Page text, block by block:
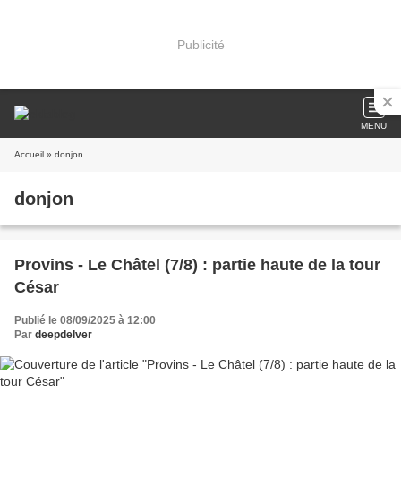
Publicité
MENU
Accueil » donjon
donjon
Provins - Le Châtel (7/8) : partie haute de la tour
César
Publié le 08/09/2025 à 12:00
Par deepdelver